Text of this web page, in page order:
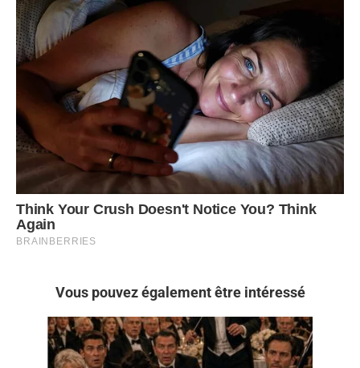
Vous pouvez également être intéressé